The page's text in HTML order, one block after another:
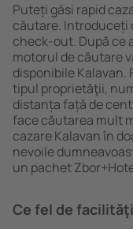
Puteți găsi rapid
căutare. Introduceți
check-out. După ce
motorul de căutare
disponibile
tipul proprietăţii,
distanța față de
face căutarea mult
cazare Kalavan în
nevoile
un pachet
Ce fel de